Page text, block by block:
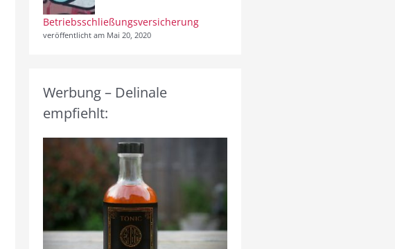
Betriebsschließungsversicherung
veröffentlicht am Mai 20, 2020
Werbung – Delinale
empfiehlt: